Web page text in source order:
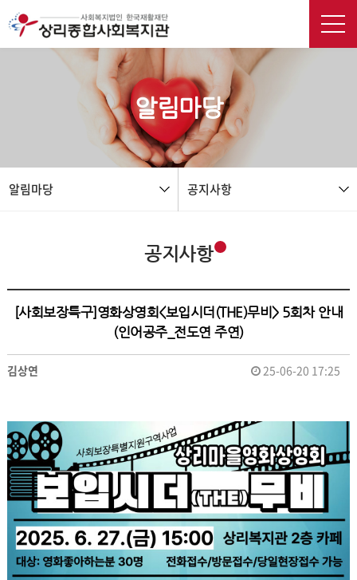
알림마당
알림마당 공지사항
공지사항
[사회보장특구]영화상영회<보입시더(THE)무비> 5회차 안내
(인어공주_전도연 주연)
김상연 25-06-20 17:25